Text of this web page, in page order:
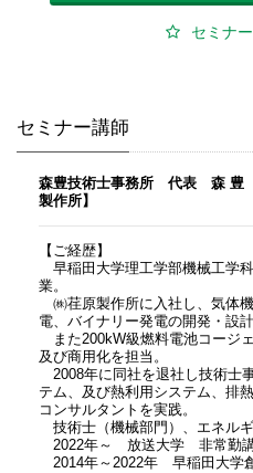
セミナ
セミナー講師
森豊技術士事務所 代表 森 豊
製作所】
【ご経歴】
早稲田大学理工学部機械工学
業。
㈱荏原製作所に入社し、気体
電、バイナリー発電の開発・設
また200kW級燃料電池コージ
及び商用化を担当。
2008年に同社を退社し技術士
テム、及び熱利用システム、排
コンサルタントを実践。
技術士（機械部門）、エネルギ
2022年～ 放送大学 非常勤
2014年～2022年 早稲田大学